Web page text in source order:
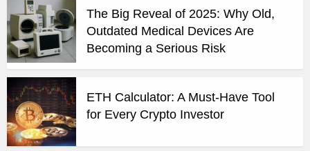
The Big Reveal of 2025: Why Old,
Outdated Medical Devices Are
Becoming a Serious Risk
ETH Calculator: A Must-Have Tool
for Every Crypto Investor